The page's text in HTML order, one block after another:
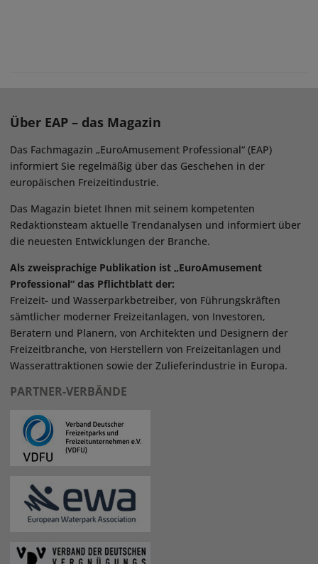
Über EAP – das Magazin
Das Fachmagazin „EuroAmusement Professional“ (EAP)
informiert Sie regelmäßig über das Geschehen in der
europäischen Freizeitindustrie.
Das Magazin bietet Ihnen mit seinem kompetenten
Redaktionsteam aktuelle Trendanalysen und informiert über
die neuesten Entwicklungen der Branche.
Als zweisprachige Publikation ist „EuroAmusement
Professional“ das Pflichtblatt der:
Freizeit- und Wasserparkbetreiber, von Führungskräften
sämtlicher moderner Freizeitanlagen, von Investoren,
Beratern und Planern, von Architekten und Designern der
Freizeitbranche, von Herstellern von Freizeitanlagen und
Wasserattraktionen sowie der Zulieferindustrie in Europa.
PARTNER-VERBÄNDE